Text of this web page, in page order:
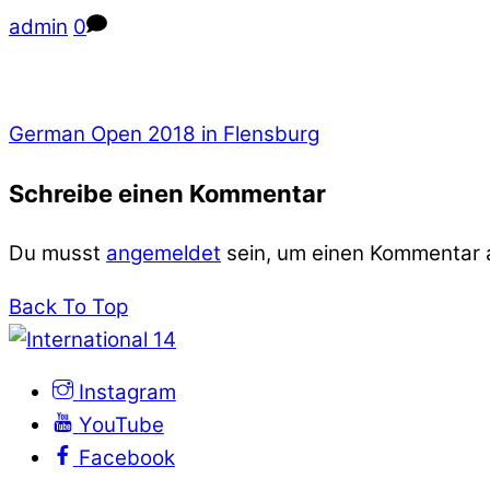
admin 0
German Open 2018 in Flensburg
Schreibe einen Kommentar
Du musst angemeldet sein, um einen Kommentar
Back To Top
Instagram
YouTube
Facebook